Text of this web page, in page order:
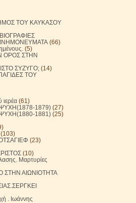
ΤΟΥ ΚΑΥΚΑΣΟΥ
(66)
(5)
ΟΡΟΣ ΣΤΗΝ
ΣΥΖΥΓΟ; (14)
ΤΟΥ
ιερέα (61)
1879) (27)
1881) (25)
(103)
(23)
(10)
Μαρτυρίες
ΑΙΩΝΙΟΤΗΤΑ
. Ιωάννης